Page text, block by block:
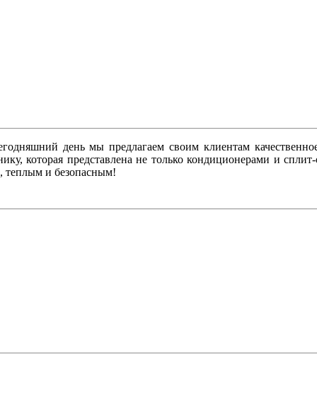
день мы предлагаем своим клиентам
которая представлена не только кондиционерами и
и безопасным!